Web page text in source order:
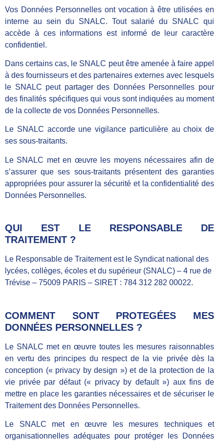
Vos Données Personnelles ont vocation à être utilisées en
interne au sein du SNALC. Tout salarié du SNALC qui
accède à ces informations est informé de leur caractère
confidentiel.
Dans certains cas, le SNALC peut être amenée à faire appel
à des fournisseurs et des partenaires externes avec lesquels
le SNALC peut partager des Données Personnelles pour
des finalités spécifiques qui vous sont indiquées au moment
de la collecte de vos Données Personnelles.
Le SNALC accorde une vigilance particulière au choix de
ses sous-traitants.
Le SNALC met en œuvre les moyens nécessaires afin de
s’assurer que ses sous-traitants présentent des garanties
appropriées pour assurer la sécurité et la confidentialité des
Données Personnelles.
QUI EST LE RESPONSABLE DE
TRAITEMENT ?
Le Responsable de Traitement est le Syndicat national des
lycées, collèges, écoles et du supérieur (SNALC) – 4 rue de
Trévise – 75009 PARIS – SIRET : 784 312 282 00022.
COMMENT SONT PROTEGÉES MES
DONNÉES PERSONNELLES ?
Le SNALC met en œuvre toutes les mesures raisonnables
en vertu des principes du respect de la vie privée dès la
conception (« privacy by design ») et de la protection de la
vie privée par défaut (« privacy by default ») aux fins de
mettre en place les garanties nécessaires et de sécuriser le
Traitement des Données Personnelles.
Le SNALC met en œuvre les mesures techniques et
organisationnelles adéquates pour protéger les Données